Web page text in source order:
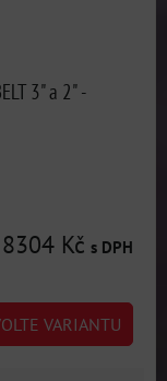
3" a 2" -
8304 Kč s DPH
VARIANTU